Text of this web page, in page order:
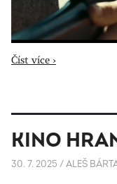
Číst více ›
KINO
30. 7. 2025 /ALEŠ